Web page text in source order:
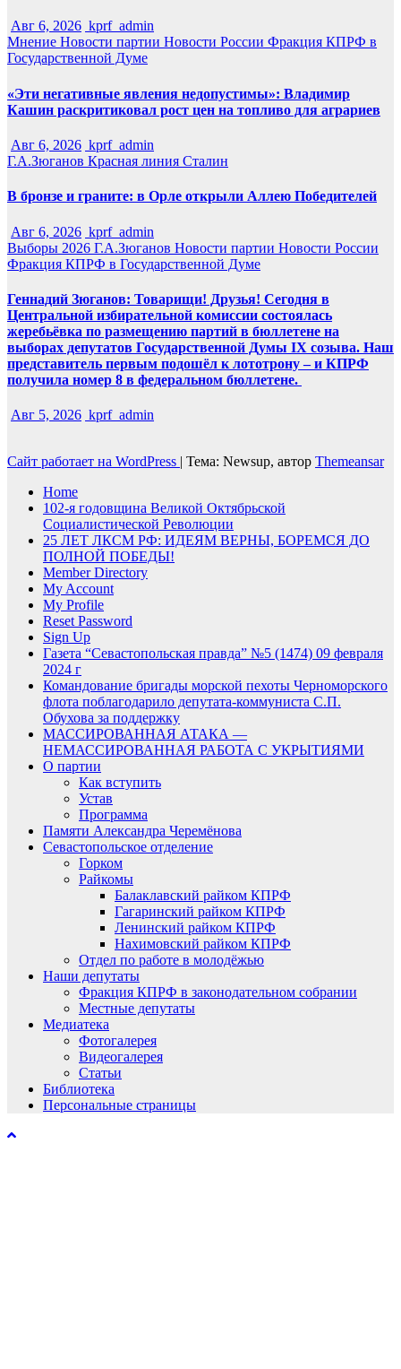
Авг 6, 2026 kprf_admin
Мнение Новости партии Новости России Фракция КПРФ в
Государственной Думе
«Эти негативные явления недопустимы»: Владимир
Кашин раскритиковал рост цен на топливо для аграриев
Авг 6, 2026 kprf_admin
Г.А.Зюганов Красная линия Сталин
В бронзе и граните: в Орле открыли Аллею Победителей
Авг 6, 2026 kprf_admin
Выборы 2026 Г.А.Зюганов Новости партии Новости России
Фракция КПРФ в Государственной Думе
Геннадий Зюганов: Товарищи! Друзья! Сегодня в
Центральной избирательной комиссии состоялась
жеребьёвка по размещению партий в бюллетене на
выборах депутатов Государственной Думы IX созыва. Наш
представитель первым подошёл к лототрону – и КПРФ
получила номер 8 в федеральном бюллетене.
Авг 5, 2026 kprf_admin
Сайт работает на WordPress | Тема: Newsup, автор Themeansar
Home
102-я годовщина Великой Октябрьской
Социалистической Революции
25 ЛЕТ ЛКСМ РФ: ИДЕЯМ ВЕРНЫ, БОРЕМСЯ ДО
ПОЛНОЙ ПОБЕДЫ!
Member Directory
My Account
My Profile
Reset Password
Sign Up
Газета “Севастопольская правда” №5 (1474) 09 февраля
2024 г
Командование бригады морской пехоты Черноморского
флота поблагодарило депутата-коммуниста С.П.
Обухова за поддержку
МАССИРОВАННАЯ АТАКА —
НЕМАССИРОВАННАЯ РАБОТА С УКРЫТИЯМИ
О партии
Как вступить
Устав
Программа
Памяти Александра Черемёнова
Севастопольское отделение
Горком
Райкомы
Балаклавский райком КПРФ
Гагаринский райком КПРФ
Ленинский райком КПРФ
Нахимовский райком КПРФ
Отдел по работе в молодёжью
Наши депутаты
Фракция КПРФ в законодательном собрании
Местные депутаты
Медиатека
Фотогалерея
Видеогалерея
Статьи
Библиотека
Персональные страницы